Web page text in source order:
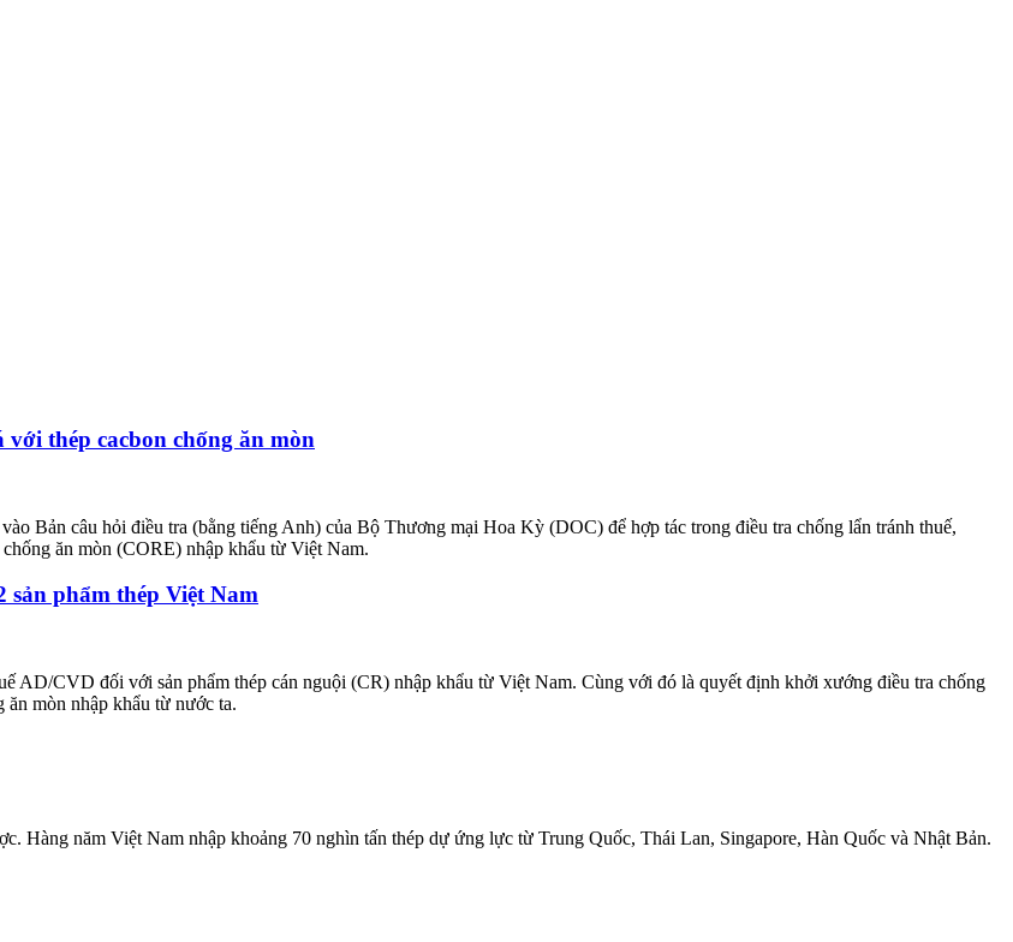
thép cacbon chống ăn mòn
Bản câu hỏi điều tra (bằng tiếng Anh) của Bộ Thương mại Hoa Kỳ (DOC) để hợp tác trong điều tra chống lẩn tránh thuế,
ăn mòn (CORE) nhập khẩu từ Việt Nam.
phẩm thép Việt Nam
AD/CVD đối với sản phẩm thép cán nguội (CR) nhập khẩu từ Việt Nam. Cùng với đó là quyết định khởi xướng điều tra chống
ăn mòn nhập khẩu từ nước ta.
Hàng năm Việt Nam nhập khoảng 70 nghìn tấn thép dự ứng lực từ Trung Quốc, Thái Lan, Singapore, Hàn Quốc và Nhật Bản.